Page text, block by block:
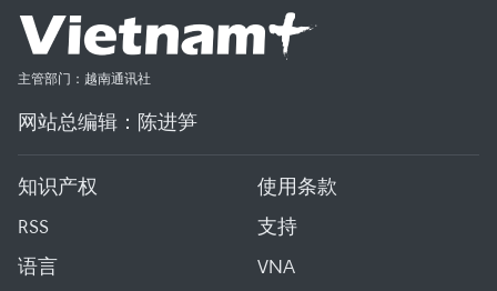
主管部门：越南通讯社
网站总编辑：陈进笋
知识产权
使用条款
RSS
支持
语言
VNA